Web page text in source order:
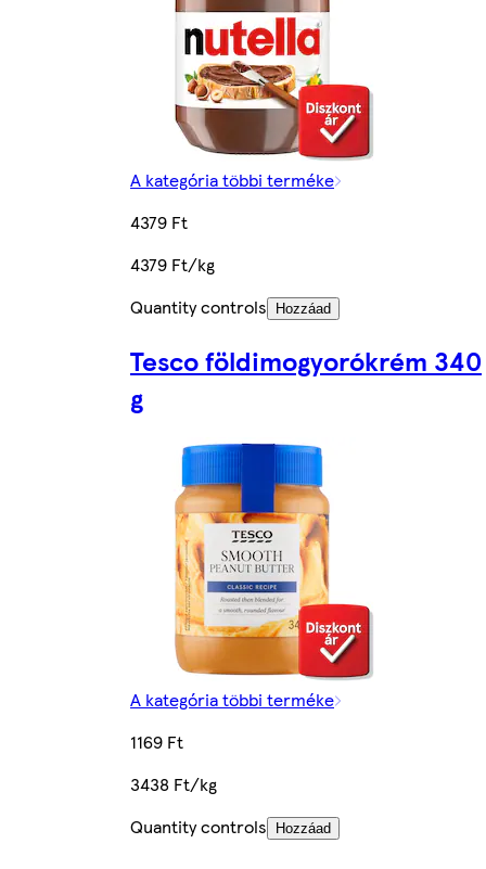
A kategória többi terméke
4379 Ft
4379 Ft/kg
Quantity controls
Hozzáad
Tesco földimogyorókrém 340
g
A kategória többi terméke
1169 Ft
3438 Ft/kg
Quantity controls
Hozzáad